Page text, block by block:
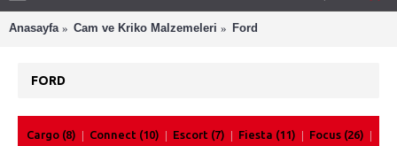
Anasayfa Cam ve Kriko Malzemeleri Ford
FORD
Cargo (8) Connect (10) Escort (7) Fiesta (11)
Focus (26)